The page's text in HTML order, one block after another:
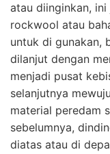
atau diinginkan,
rockwool atau
untuk di gunakan,
dilanjut dengan
menjadi pusat
selanjutnya
material peredam
sebelumnya,
diatas atau di